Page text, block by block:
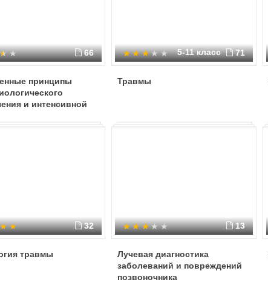
66
принципы
и интенсивной
5-11 класс 71
Травмы
32
травмы
13
Лучевая диагностика
заболеваний и повреждений
позвоночника